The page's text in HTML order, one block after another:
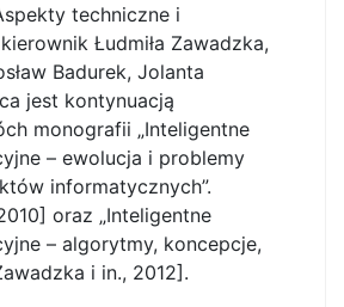
techniczne i
Łudmiła Zawadzka,
Badurek, Jolanta
jest kontynuacją
monografii „Inteligentne
– ewolucja i problemy
informatycznych”.
oraz „Inteligentne
– algorytmy, koncepcje,
i in., 2012].